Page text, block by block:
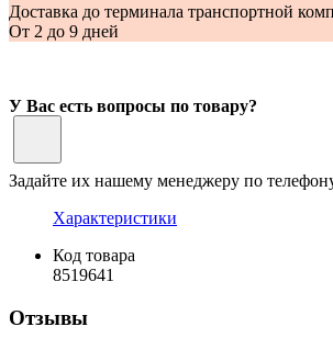
Доставка до терминала транспортной
От 2 до 9 дней
У Вас есть вопросы по товару?
Задайте их нашему менеджеру по
Характеристики
Код товара
8519641
Отзывы